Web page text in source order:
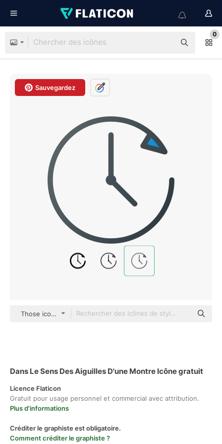
0
Sauvegardez
Those icons Lineal Color
Dans Le Sens Des Aiguilles D'une Montre Icône gratuit
Licence Flaticon
Gratuit pour usage personnel et commercial avec attribution.
Plus d'informations
Créditer le graphiste est obligatoire.
Comment créditer le graphiste ?